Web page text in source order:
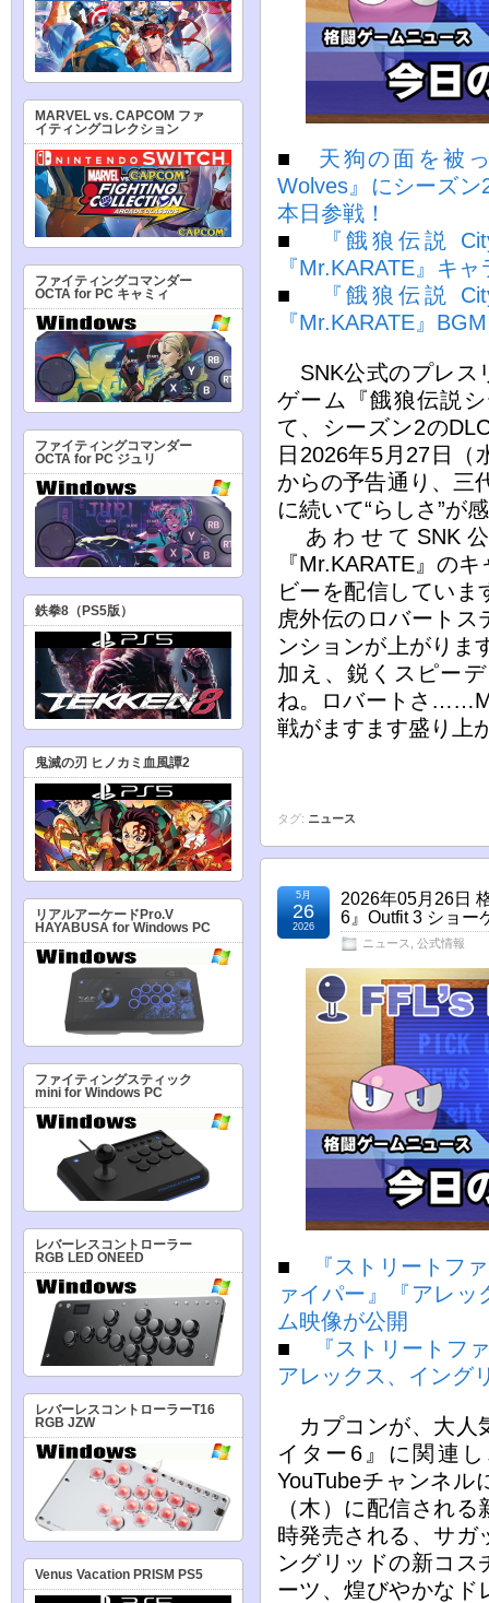
■ 天狗の面を被
Wolves』にシーズン
本日参戦！
■
『餓狼伝説
『Mr.KARATE』キ
■
『餓狼伝説
『Mr.KARATE』BGM
SNK公式のプレス
ゲーム『餓狼伝説
て、シーズン2の
日2026年5月27日（
からの予告通り、三
に続いて“らしさ”が
あわせてSNK公
『Mr.KARATE』の
ビーを配信してい
虎外伝のロバートス
ンションが上がりま
加え、鋭くスピー
ね。ロバートさ
戦がますます盛り上
タグ: ニュース
2026年05月26日
6』Outfit 3 ショー
ニュース 公式情報
5月
26
2026
■
『ストリートフ
ァイパー』『アレ
ム映像が公開
■
『ストリートフ
アレックス、イング
カプコンが、大人
イター6』に関連
YouTubeチャンネル
（木）に配信され
時発売される、サガ
ングリッドの新コス
ーツ、煌びやかなド
MARVEL vs. CAPCOM ファ
イティングコレクション
ファイティングコマンダー
OCTA for PC キャミィ
ファイティングコマンダー
OCTA for PC ジュリ
鉄拳8（PS5版）
鬼滅の刃 ヒノカミ血風譚2
リアルアーケードPro.V
HAYABUSA for Windows PC
ファイティングスティック
mini for Windows PC
レバーレスコントローラー
RGB LED ONEED
レバーレスコントローラーT16
RGB JZW
Venus Vacation PRISM PS5